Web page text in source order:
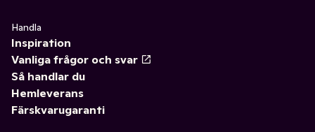
Handla
Inspiration
Vanliga frågor och svar
Så handlar du
Hemleverans
Färskvarugaranti